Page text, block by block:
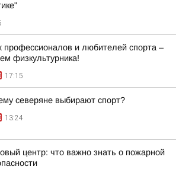
профессионалов и любителей спорта –
физкультурника!
17:15
северяне выбирают спорт?
13:24
центр: что важно знать о пожарной